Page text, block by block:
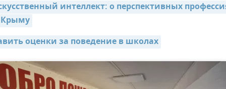
интеллект: о перспективных
Крыму
оценки за поведение в школах